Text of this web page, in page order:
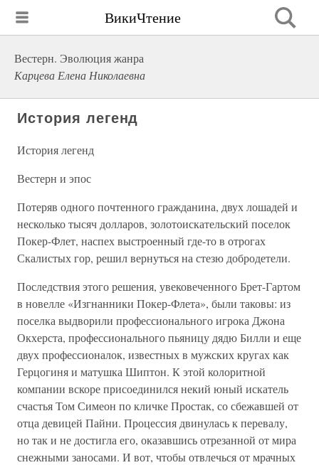
ВикиЧтение
Вестерн. Эволюция жанра
Карцева Елена Николаевна
История легенд
История легенд
Вестерн и эпос
Потеряв одного почтенного гражданина, двух лошадей и
несколько тысяч долларов, золотоискательский поселок
Покер-Флет, наспех выстроенный где-то в отрогах
Скалистых гор, решил вернуться на стезю добродетели.
Последствия этого решения, увековеченного Брет-Гартом
в новелле «Изгнанники Покер-Флета», были таковы: из
поселка выдворили профессионального игрока Джона
Окхерста, профессионального пьяницу дядю Билли и еще
двух профессионалок, известных в мужских кругах как
Герцогиня и матушка Шиптон. К этой колоритной
компании вскоре присоединился некий юный искатель
счастья Том Симеон по кличке Простак, со сбежавшей от
отца девицей Пайни. Процессия двинулась к перевалу,
но так и не достигла его, оказавшись отрезанной от мира
снежными заносами. И вот, чтобы отвлечься от мрачных